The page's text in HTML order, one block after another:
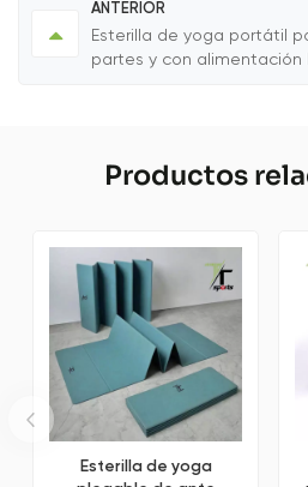
ANTERIOR
Esterilla de yoga portátil
partes y con alimentación
Productos
Esterilla de yoga